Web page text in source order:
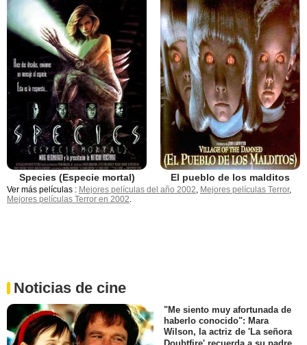
Species (Especie mortal) El pueblo de los malditos
Ver más películas : Mejores películas del año 2002, Mejores películas Terror,
Mejores películas Terror en 2002.
Noticias de cine
"Me siento muy afortunada de
haberlo conocido": Mara
Wilson, la actriz de 'La señora